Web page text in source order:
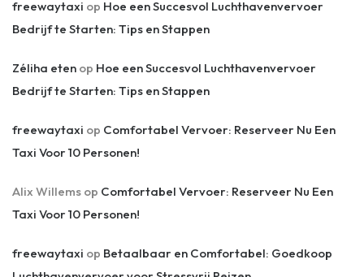
freewaytaxi op Hoe een Succesvol Luchthavenvervoer
Bedrijf te Starten: Tips en Stappen
Zéliha eten op Hoe een Succesvol Luchthavenvervoer
Bedrijf te Starten: Tips en Stappen
freewaytaxi op Comfortabel Vervoer: Reserveer Nu Een
Taxi Voor 10 Personen!
Alix Willems op Comfortabel Vervoer: Reserveer Nu Een
Taxi Voor 10 Personen!
freewaytaxi op Betaalbaar en Comfortabel: Goedkoop